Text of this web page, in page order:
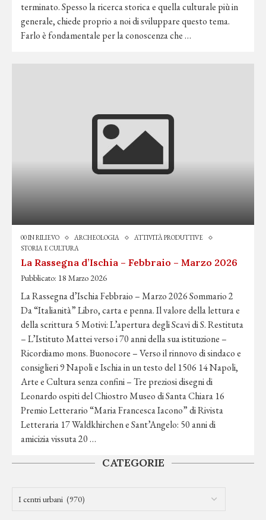
terminato. Spesso la ricerca storica e quella culturale più in
generale, chiede proprio a noi di sviluppare questo tema.
Farlo è fondamentale per la conoscenza che …
00 IN RILIEVO ARCHEOLOGIA
ATTIVITÀ PRODUTTIVE
STORIA E CULTURA
La Rassegna d’Ischia – Febbraio – Marzo 2026
Pubblicato: 18 Marzo 2026
La Rassegna d’Ischia Febbraio – Marzo 2026 Sommario 2
Da “Italianità” Libro, carta e penna. Il valore della lettura e
della scrittura 5 Motivi: L’apertura degli Scavi di S. Restituta
– L’Istituto Mattei verso i 70 anni della sua istituzione –
Ricordiamo mons. Buonocore – Verso il rinnovo di sindaco e
consiglieri 9 Napoli e Ischia in un testo del 1506 14 Napoli,
Arte e Cultura senza confini – Tre preziosi disegni di
Leonardo ospiti del Chiostro Museo di Santa Chiara 16
Premio Letterario “Maria Francesca Iacono” di Rivista
Letteraria 17 Waldkhirchen e Sant’Angelo: 50 anni di
amicizia vissuta 20 …
CATEGORIE